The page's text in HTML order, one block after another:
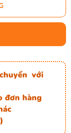
với
đơn hàng